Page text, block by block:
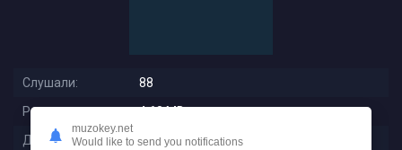
Слушали:
88
Размер:
4.68 MB
Длительность:
2:01
muzokey.net
Would like to send you notifications